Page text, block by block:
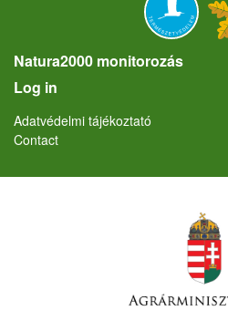
Natura2000 monitorozás
User account menu
Log in
Lábléc
Adatvédelmi tájékoztató
Contact